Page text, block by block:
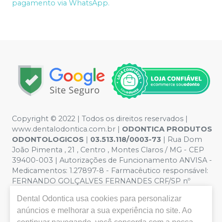
pagamento via WhatsApp.
Copyright © 2022 | Todos os direitos reservados |
www.dentalodontica.com.br | ODONTICA PRODUTOS
ODONTOLOGICOS | 03.513.118/0003-73 | Rua Dom
João Pimenta , 21 , Centro , Montes Claros / MG - CEP
39400-003 | Autorizações de Funcionamento ANVISA -
Medicamentos: 1.27897-8 - Farmacêutico responsável:
FERNANDO GOLÇALVES FERNANDES CRF/SP nº
meramente ilustrativas - Os preços e condições da loja
virtual estão sujeitos a alterações. Em caso de
Dental Odontica usa cookies para personalizar
anúncios e melhorar a sua experiência no site. Ao